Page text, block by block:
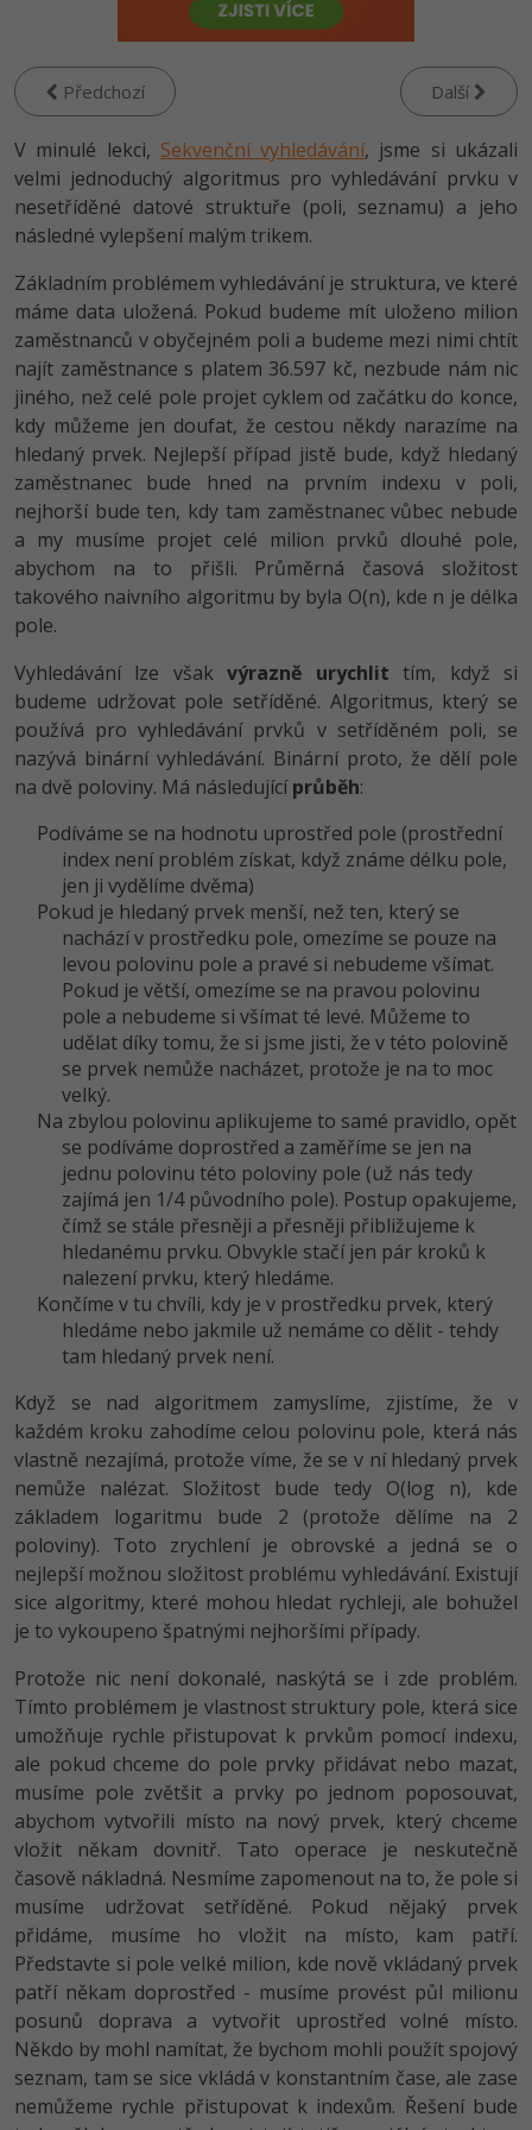
HTML5, CSS3, Bootstrap, SEO
SQL a databáze
Testování a verzování
UML a návrhové vzory
Spring
ASP.NET MVC
Django
Best practices
PHP
JavaScript
Python
HTML / CSS
UML a návrhové vzory
MySQL/MariaDB
MS-SQL
SQLite
Vývojář mobilních aplikací
Specialista na AI a bigdata
Webdesigner
Tester
Systémový administrátor
Grafik / UX/UI návrhář
3D grafik
Projektový manažer
Databázový analytik
Copywriter
SEO specialista
-80%
JavaScript
-80%
C++ -80%
Swift -80%
Kotlin -80%
-80%
VB.NET
SQL
Návrh SW -80%
Algoritmy -41%
Pro děti
Více
Fórum
Kurzy e-commerce
Testování softwaru
Datová analýza
Digitální gramotnost
-30%
WordPress
SEO -30%
UX
Business
Kryptoměny -25%
Copywriting -30%
MS Office -80%
Google Dokumenty
Time management
Windows
Linux
Sítě
Kybernetická bezpečnost
Elektronický podpis
Fórum
Kurzy designu
HTML/CSS -80%
Photoshop -80%
-80%
Adobe Lightroom -30%
Adobe XD -15%
Adobe InDesign -25%
Adobe After Effects
Blender -80%
Inkscape
Fotografování -80%
Video
Ostatní
Příběhy absolventů
Kariéra
Pro firmy
Předchozí Další
V minulé lekci, Sekvenční vyhledávání, jsme si ukázali
velmi jednoduchý algoritmus pro vyhledávání prvku v
nesetříděné datové struktuře (poli, seznamu) a jeho
následné vylepšení malým trikem.
Základním problémem vyhledávání je struktura, ve které
máme data uložená. Pokud budeme mít uloženo milion
zaměstnanců v obyčejném poli a budeme mezi nimi chtít
najít zaměstnance s platem 36.597 kč, nezbude nám nic
jiného, než celé pole projet cyklem od začátku do konce,
kdy můžeme jen doufat, že cestou někdy narazíme na
hledaný prvek. Nejlepší případ jistě bude, když hledaný
zaměstnanec bude hned na prvním indexu v poli,
nejhorší bude ten, kdy tam zaměstnanec vůbec nebude
a my musíme projet celé milion prvků dlouhé pole,
abychom na to přišli. Průměrná časová složitost
takového naivního algoritmu by byla O(n), kde n je délka
pole.
Vyhledávání lze všakvýrazně urychlit tím, když si
budeme udržovat pole setříděné. Algoritmus, který se
používá pro vyhledávání prvků v setříděném poli, se
nazývá binární vyhledávání. Binární proto, že dělí pole
na dvě poloviny. Má následujícíprůběh:
Podíváme se na hodnotu uprostřed pole (prostřední
index není problém získat, když známe délku pole,
jen ji vydělíme dvěma)
Pokud je hledaný prvek menší, než ten, který se
nachází v prostředku pole, omezíme se pouze na
levou polovinu pole a pravé si nebudeme všímat.
Pokud je větší, omezíme se na pravou polovinu
pole a nebudeme si všímat té levé. Můžeme to
udělat díky tomu, že si jsme jisti, že v této polovině
se prvek nemůže nacházet, protože je na to moc
velký.
Na zbylou polovinu aplikujeme to samé pravidlo, opět
se podíváme doprostřed a zaměříme se jen na
jednu polovinu této poloviny pole (už nás tedy
zajímá jen 1/4 původního pole). Postup opakujeme,
čímž se stále přesněji a přesněji přibližujeme k
hledanému prvku. Obvykle stačí jen pár kroků k
nalezení prvku, který hledáme.
Končíme v tu chvíli, kdy je v prostředku prvek, který
hledáme nebo jakmile už nemáme co dělit - tehdy
tam hledaný prvek není.
Když se nad algoritmem zamyslíme, zjistíme, že v
každém kroku zahodíme celou polovinu pole, která nás
vlastně nezajímá, protože víme, že se v ní hledaný prvek
nemůže nalézat. Složitost bude tedy O(log n), kde
základem logaritmu bude 2 (protože dělíme na 2
poloviny). Toto zrychlení je obrovské a jedná se o
nejlepší možnou složitost problému vyhledávání. Existují
sice algoritmy, které mohou hledat rychleji, ale bohužel
je to vykoupeno špatnými nejhoršími případy.
Protože nic není dokonalé, naskýtá se i zde problém.
Tímto problémem je vlastnost struktury pole, která sice
umožňuje rychle přistupovat k prvkům pomocí indexu,
ale pokud chceme do pole prvky přidávat nebo mazat,
musíme pole zvětšit a prvky po jednom poposouvat,
abychom vytvořili místo na nový prvek, který chceme
vložit někam dovnitř. Tato operace je neskutečně
časově nákladná. Nesmíme zapomenout na to, že pole si
musíme udržovat setříděné. Pokud nějaký prvek
přidáme, musíme ho vložit na místo, kam patří.
Představte si pole velké milion, kde nově vkládaný prvek
patří někam doprostřed - musíme provést půl milionu
posunů doprava a vytvořit uprostřed volné místo.
Někdo by mohl namítat, že bychom mohli použít spojový
seznam, tam se sice vkládá v konstantním čase, ale zase
nemůžeme rychle přistupovat k indexům. Řešení bude